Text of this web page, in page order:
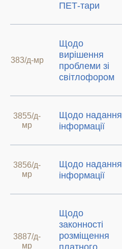
ПЕТ-тари
383/д-мр
Щодо
вирішення
проблеми зі
світлофором
3855/д-
мр
Щодо надання
інформації
3856/д-
мр
Щодо надання
інформації
3887/д-
мр
Щодо
законності
розміщення
платного